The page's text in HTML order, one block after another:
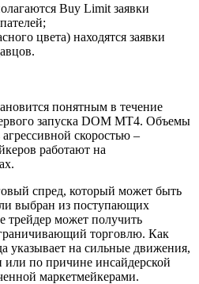
Buy Limit заявки
цвета) находятся заявки
понятным в течение
запуска DOM MT4. Объемы
скоростью –
работают на
спред, который может быть
выбран из поступающих
трейдер может получить
торговлю. Как
указывает на сильные движения,
или по причине инсайдерской
маркетмейкерами.